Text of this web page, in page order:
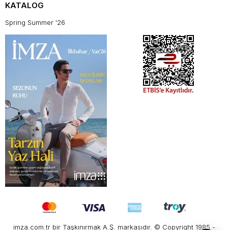
KATALOG
Spring Summer '26
imza.com.tr bir Taşkınırmak A.Ş. markasıdır. © Copyright 1985 -